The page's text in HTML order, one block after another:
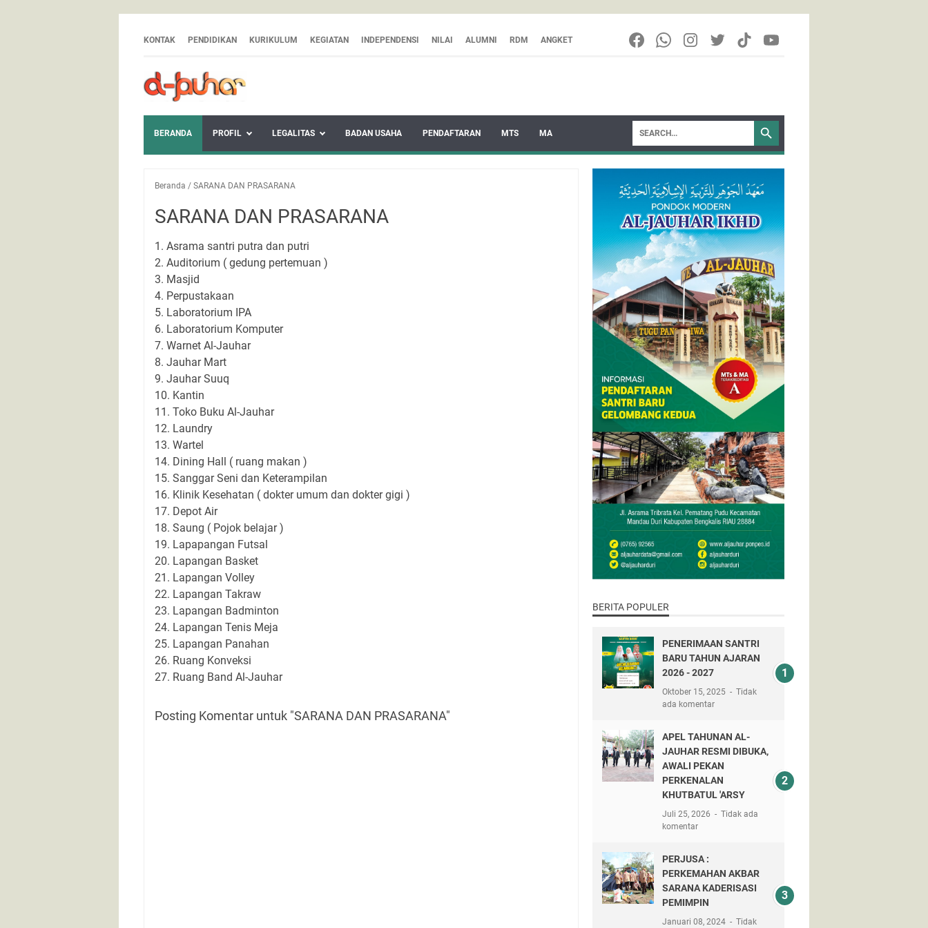
KONTAK PENDIDIKAN KURIKULUM KEGIATAN INDEPENDENSI NILAI ALUMNI RDM ANGKET
BERANDA PROFIL LEGALITAS BADAN USAHA PENDAFTARAN MTS MA
Beranda / SARANA DAN PRASARANA
SARANA DAN PRASARANA
1. Asrama santri putra dan putri
2. Auditorium ( gedung pertemuan )
3. Masjid
4. Perpustakaan
5. Laboratorium IPA
6. Laboratorium Komputer
7. Warnet Al-Jauhar
8. Jauhar Mart
9. Jauhar Suuq
10. Kantin
11. Toko Buku Al-Jauhar
12. Laundry
13. Wartel
14. Dining Hall ( ruang makan )
15. Sanggar Seni dan Keterampilan
16. Klinik Kesehatan ( dokter umum dan dokter gigi )
17. Depot Air
18. Saung ( Pojok belajar )
19. Lapapangan Futsal
20. Lapangan Basket
21. Lapangan Volley
22. Lapangan Takraw
23. Lapangan Badminton
24. Lapangan Tenis Meja
25. Lapangan Panahan
26. Ruang Konveksi
27. Ruang Band Al-Jauhar
Posting Komentar untuk "SARANA DAN PRASARANA"
BERITA POPULER
PENERIMAAN SANTRI
BARU TAHUN AJARAN
2026 - 2027
Oktober 15, 2025
Tidak
ada komentar
APEL TAHUNAN AL-
JAUHAR RESMI DIBUKA,
AWALI PEKAN
PERKENALAN
KHUTBATUL 'ARSY
Juli 25, 2026
Tidak ada
komentar
PERJUSA :
PERKEMAHAN AKBAR
SARANA KADERISASI
PEMIMPIN
Januari 08, 2024
Tidak